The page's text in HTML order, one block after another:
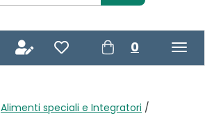
0 prodotti
inseriti
Alimenti speciali e Integratori /